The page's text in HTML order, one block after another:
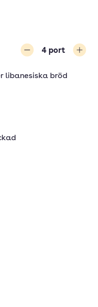
4 port
libanesiska bröd